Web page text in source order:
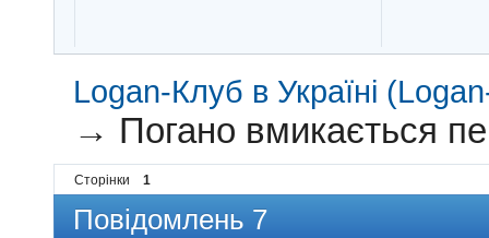
Logan-Клуб в Україні
→ Погано вмикається
Сторінки 1
Повідомлень 7